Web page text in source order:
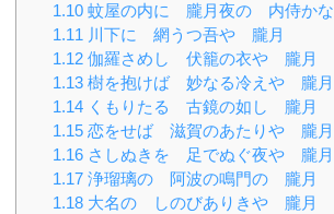
1.10 蚊屋の内に 朧月夜の 内侍かな
1.11 川下に 網うつ吾や 朧月
1.12 伽羅さめし 伏籠の衣や 朧月
1.13 樹を抱けば 妙なる冷えや 朧月
1.14 くもりたる 古鏡の如し 朧月
1.15 恋をせば 滋賀のあたりや 朧月
1.16 さしぬきを 足でぬぐ夜や 朧月
1.17 浄瑠璃の 阿波の鳴門の 朧月
1.18 大名の しのびありきや 朧月